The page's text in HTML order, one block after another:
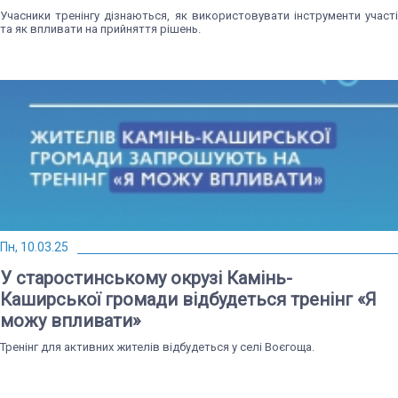
Учасники тренінгу дізнаються, як використовувати інструменти участі
та як впливати на прийняття рішень.
Пн, 10.03.25
У старостинському окрузі Камінь-
Каширської громади відбудеться тренінг «Я
можу впливати»
Тренінг для активних жителів відбудеться у селі Воєгоща.